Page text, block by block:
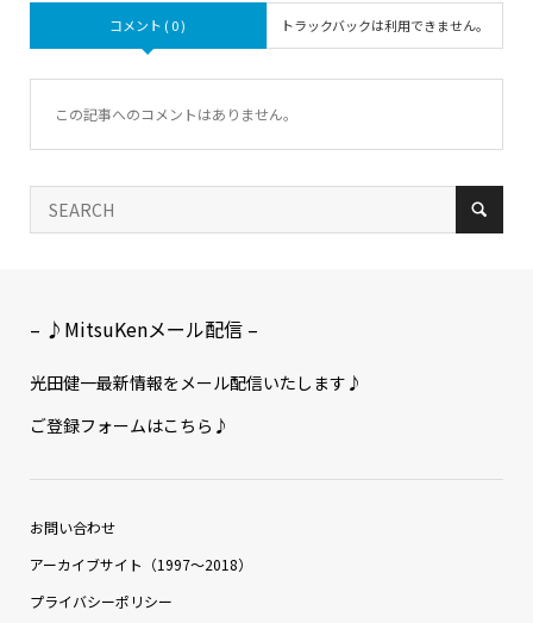
コメント ( 0 ) トラックバックは利用できません。
この記事へのコメントはありません。
– ♪MitsuKenメール配信 –
光田健一最新情報をメール配信いたします♪
ご登録フォームはこちら♪
お問い合わせ
アーカイブサイト（1997〜2018）
プライバシーポリシー